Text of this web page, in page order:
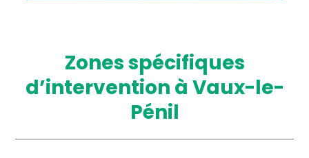
Zones spécifiques
d’intervention à Vaux-le-
Pénil